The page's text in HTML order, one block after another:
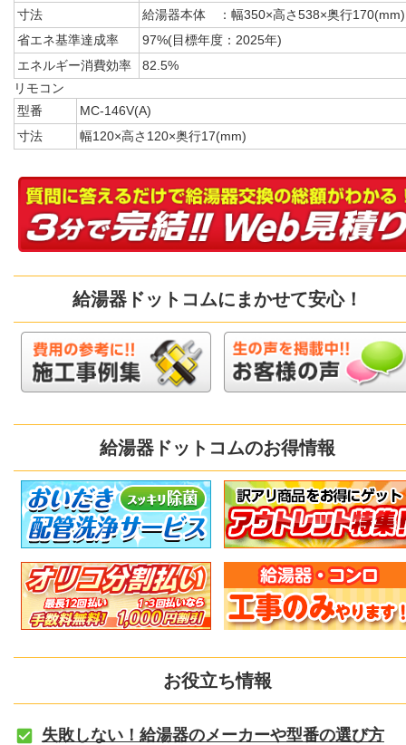
寸法
給湯器本体 ：幅350×高さ538×奥行170(mm)
省エネ基準達成率
97%(目標年度：2025年)
エネルギー消費効率
82.5%
リモコン
型番
MC-146V(A)
寸法
幅120×高さ120×奥行17(mm)
給湯器ドットコムにまかせて安心！
給湯器ドットコムのお得情報
お役立ち情報
失敗しない！給湯器のメーカーや型番の選び方